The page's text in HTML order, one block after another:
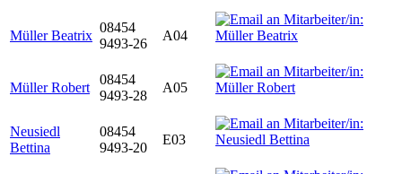
Müller Beatrix
08454
9493-26
A04
Müller Robert
08454
9493-28
A05
Neusiedl
Bettina
08454
9493-20
E03